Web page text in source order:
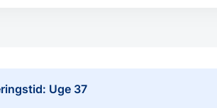
Uge 37